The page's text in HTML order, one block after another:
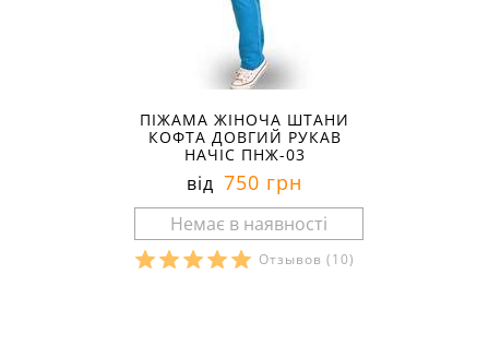
ПІЖАМА ЖІНОЧА ШТАНИ
КОФТА ДОВГИЙ РУКАВ
НАЧІС ПНЖ-03
від 750 грн
Отзывов (10)